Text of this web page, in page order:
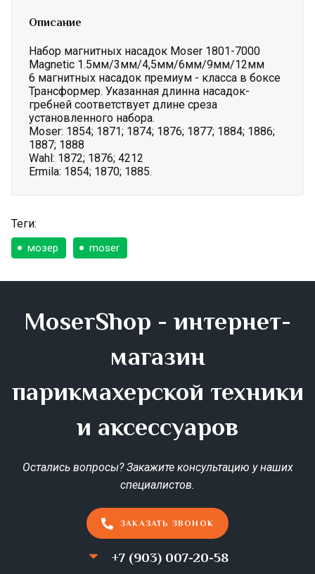
Описание
Набор магнитных насадок Moser 1801-7000
Magnetic 1.5мм/3мм/4,5мм/6мм/9мм/12мм
6 магнитных насадок премиум - класса в боксе
Трансформер. Указанная длинна насадок-
гребней соответствует длине среза
установленного набора.
Moser: 1854; 1871; 1874; 1876; 1877; 1884; 1886;
1887; 1888
Wahl: 1872; 1876; 4212
Ermila: 1854; 1870; 1885.
Теги:
мозер moser
MoserShop - интернет-
магазин
парикмахерской техники
и аксессуаров
Остались вопросы? Закажите консультацию у наших
специалистов.
ЗАКАЗАТЬ ЗВОНОК
+7 (903) 007-20-58